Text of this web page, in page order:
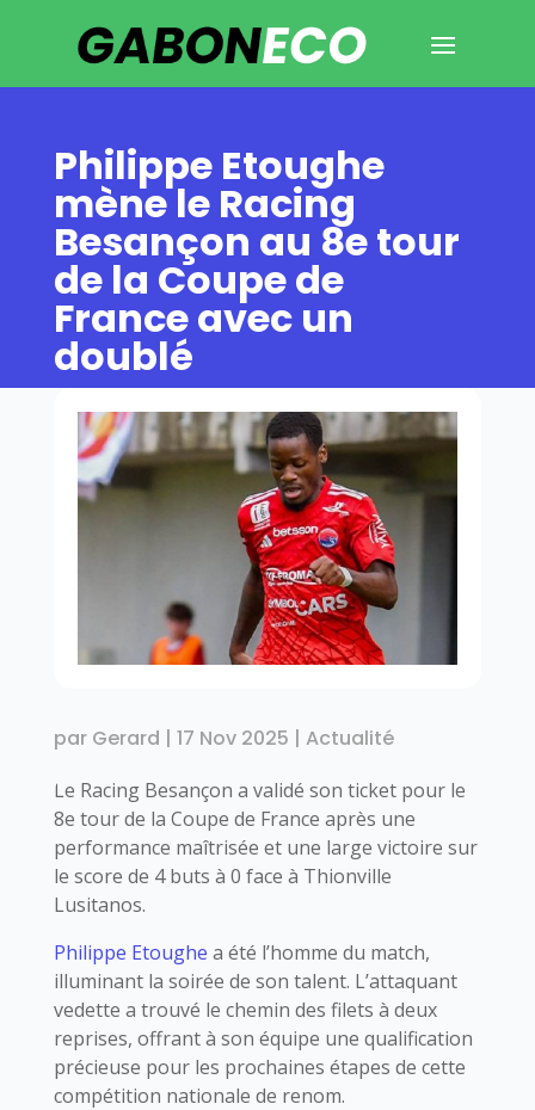
Philippe Etoughe
mène le Racing
Besançon au 8e tour
de la Coupe de
France avec un
doublé
par Gerard | 17 Nov 2025 | Actualité
Le Racing Besançon a validé son ticket pour le
8e tour de la Coupe de France après une
performance maîtrisée et une large victoire sur
le score de 4 buts à 0 face à Thionville
Lusitanos.
Philippe Etoughe a été l’homme du match,
illuminant la soirée de son talent. L’attaquant
vedette a trouvé le chemin des filets à deux
reprises, offrant à son équipe une qualification
précieuse pour les prochaines étapes de cette
compétition nationale de renom.